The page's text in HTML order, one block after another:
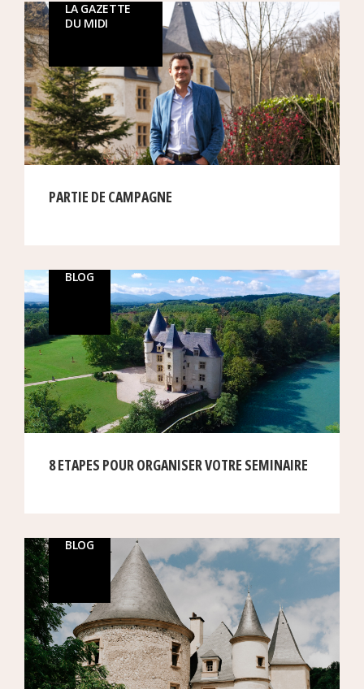
LA GAZETTE
DU MIDI
PARTIE DE CAMPAGNE
BLOG
8 ETAPES POUR ORGANISER VOTRE SEMINAIRE
BLOG